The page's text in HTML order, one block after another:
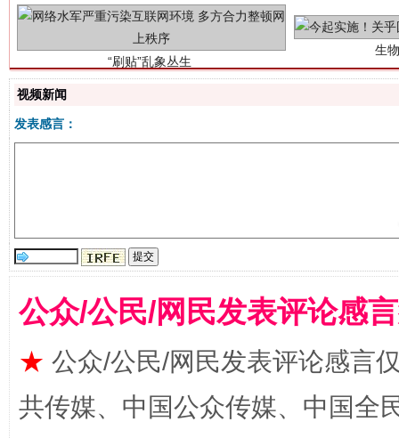
视频新闻
发表感言：
公众/公民/网民发表评论感
★ 公众/公民/网民发表评论感言
共传媒、中国公众传媒、中国全